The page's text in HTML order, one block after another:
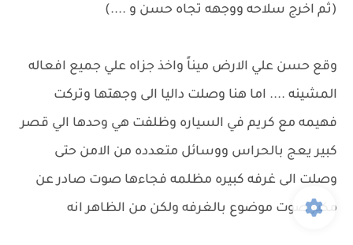
(ثم اخرج سلاحه ووجهه تجاه حسن و ....)
وقع حسن علي الارض ميناً واخذ جزاه علي جميع افعاله
المشينه .... اما هنا وصلت داليا الى وجهتها وتركت
فهيمه مع كريم في السياره وظلفت هي وحدها الي قصر
كبير يعج بالحراس ووسائل متعدده من الامن حتى
وصلت الى غرفه كبيره مظلمه فجاءها صوت صادر عن
مكبر صوت موضوع بالغرفه ولكن من الظاهر انه